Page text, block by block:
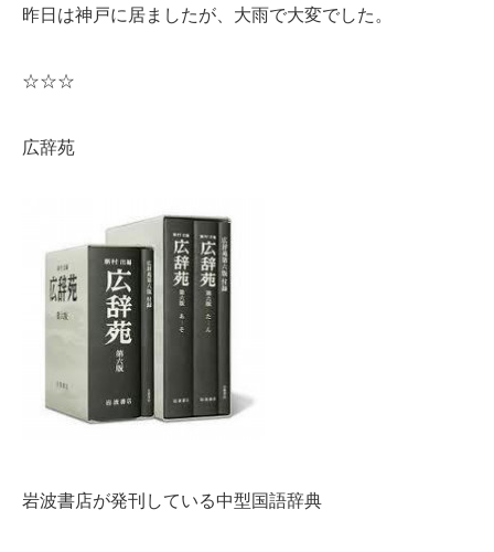
昨日は神戸に居ましたが、大雨で大変でした。
☆☆☆
広辞苑
岩波書店が発刊している中型国語辞典